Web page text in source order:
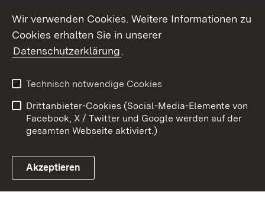
Link zum Landesportal
Kontakt
Barrierefreiheit
Impressum
Cookies
Wir verwenden Cookies. Weitere Informationen zu
Cookies erhalten Sie in unserer
Datenschutzerklärung.
Technisch notwendige Cookies
Drittanbieter-Cookies (Social-Media-Elemente von
Facebook, X / Twitter und Google werden auf der
gesamten Webseite aktiviert.)
Akzeptieren